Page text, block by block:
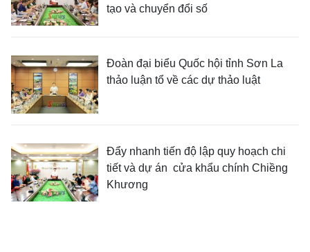
tạo và chuyển đổi số
Đoàn đại biểu Quốc hội tỉnh Sơn La
thảo luận tổ về các dự thảo luật
Đẩy nhanh tiến độ lập quy hoạch chi
tiết và dự án cửa khẩu chính Chiềng
Khương